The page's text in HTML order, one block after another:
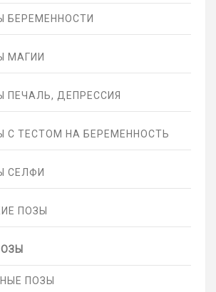
БЕРЕМЕННОСТИ
МАГИИ
ПЕЧАЛЬ, ДЕПРЕССИЯ
С ТЕСТОМ НА БЕРЕМЕННОСТЬ
СЕЛФИ
ПОЗЫ
ПОЗЫ